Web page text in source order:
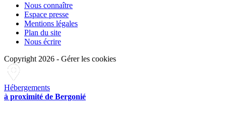
Nous connaître
Espace presse
Mentions légales
Plan du site
Nous écrire
Copyright 2026 - Gérer les cookies
Hébergements
à proximité de Bergonié